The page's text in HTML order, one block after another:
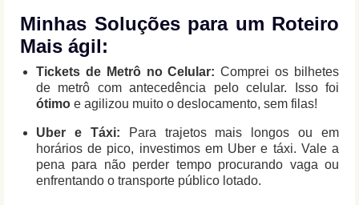
Minhas Soluções para um Roteiro
Mais ágil:
Tickets de Metrô no Celular: Comprei os bilhetes
de metrô com antecedência pelo celular. Isso foi
ótimo e agilizou muito o deslocamento, sem filas!
Uber e Táxi: Para trajetos mais longos ou em
horários de pico, investimos em Uber e táxi. Vale a
pena para não perder tempo procurando vaga ou
enfrentando o transporte público lotado.